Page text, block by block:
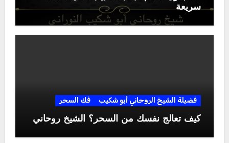
سريعة
فضيلة الشيخ الروحاني أبو شكيب فك السحر
كيف تعالج نفسك من السحر؟ الشيخ روحاني